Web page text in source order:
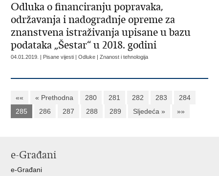
Odluka o financiranju popravaka,
održavanja i nadogradnje opreme za
znanstvena istraživanja upisane u bazu
podataka „Šestar“ u 2018. godini
04.01.2019. | Pisane vijesti | Odluke | Znanost i tehnologija
«« « Prethodna 280 281 282 283
284
285
286 287 288 289 Sljedeća » »»
e-Građani
e-Građani